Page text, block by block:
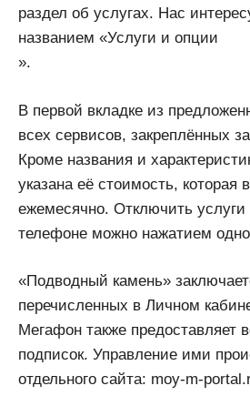
раздел об услугах. Нас
названием «Услуги и опции
».
В первой вкладке из
всех сервисов, закреплённых
Кроме названия и
указана её стоимость, которая
ежемесячно. Отключить
телефоне можно нажатием
«Подводный камень»
перечисленных в Личном
Мегафон также предоставляет
подписок. Управление ими
отдельного сайта: moy-m-